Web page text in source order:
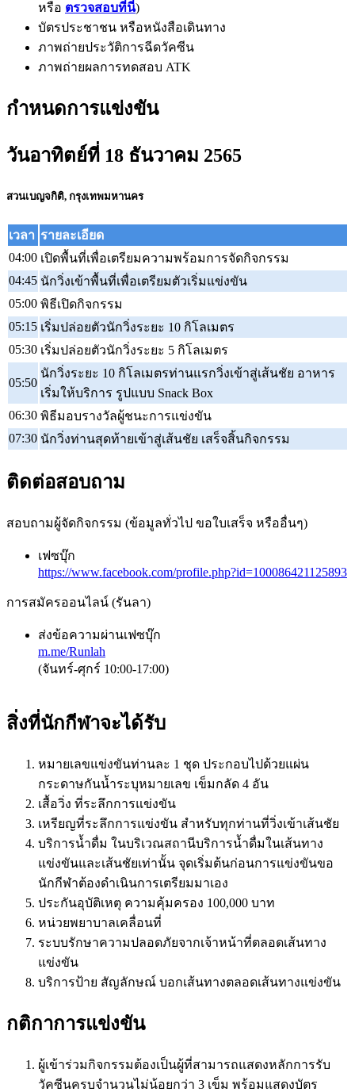
หรือ ตรวจสอบที่นี่)
บัตรประชาชน หรือหนังสือเดินทาง
ภาพถ่ายประวัติการฉีดวัคซีน
ภาพถ่ายผลการทดสอบ ATK
กำหนดการแข่งขัน
วันอาทิตย์ที่ 18 ธันวาคม 2565
สวนเบญจกิติ, กรุงเทพมหานคร
เวลา รายละเอียด
04:00 เปิดพื้นที่เพื่อเตรียมความพร้อมการจัดกิจกรรม
04:45 นักวิ่งเข้าพื้นที่เพื่อเตรียมตัวเริ่มแข่งขัน
05:00 พิธีเปิดกิจกรรม
05:15 เริ่มปล่อยตัวนักวิ่งระยะ 10 กิโลเมตร
05:30 เริ่มปล่อยตัวนักวิ่งระยะ 5 กิโลเมตร
05:50
นักวิ่งระยะ 10 กิโลเมตรท่านแรกวิ่งเข้าสู่เส้นชัย อาหาร
เริ่มให้บริการ รูปแบบ Snack Box
06:30 พิธีมอบรางวัลผู้ชนะการแข่งขัน
07:30 นักวิ่งท่านสุดท้ายเข้าสู่เส้นชัย เสร็จสิ้นกิจกรรม
ติดต่อสอบถาม
สอบถามผู้จัดกิจกรรม (ข้อมูลทั่วไป ขอใบเสร็จ หรืออื่นๆ)
เฟซบุ๊ก
https://www.facebook.com/profile.php?id=100086421125893
การสมัครออนไลน์ (รันลา)
ส่งข้อความผ่านเฟซบุ๊ก
m.me/Runlah
(จันทร์-ศุกร์ 10:00-17:00)
สิ่งที่นักกีฬาจะได้รับ
หมายเลขแข่งขันท่านละ 1 ชุด ประกอบไปด้วยแผ่น
กระดาษกันน้ำระบุหมายเลข เข็มกลัด 4 อัน
เสื้อวิ่ง ที่ระลึกการแข่งขัน
เหรียญที่ระลึกการแข่งขัน สำหรับทุกท่านที่วิ่งเข้าเส้นชัย
บริการน้ำดื่ม ในบริเวณสถานีบริการน้ำดื่มในเส้นทาง
แข่งขันและเส้นชัยเท่านั้น จุดเริ่มต้นก่อนการแข่งขันขอ
นักกีฬาต้องดำเนินการเตรียมมาเอง
ประกันอุบัติเหตุ ความคุ้มครอง 100,000 บาท
หน่วยพยาบาลเคลื่อนที่
ระบบรักษาความปลอดภัยจากเจ้าหน้าที่ตลอดเส้นทาง
แข่งขัน
บริการป้าย สัญลักษณ์ บอกเส้นทางตลอดเส้นทางแข่งขัน
กติกาการแข่งขัน
ผู้เข้าร่วมกิจกรรมต้องเป็นผู้ที่สามารถแสดงหลักการรับ
วัคซีนครบจำนวนไม่น้อยกว่า 3 เข็ม พร้อมแสดงบัตร